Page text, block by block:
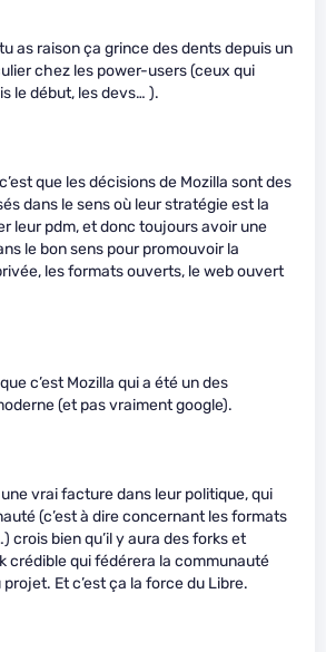
as raison ça grince des dents depuis un
chez les power-users (ceux qui
le début, les devs… ).
que les décisions de Mozilla sont des
dans le sens où leur stratégie est la
leur pdm, et donc toujours avoir une
le bon sens pour promouvoir la
les formats ouverts, le web ouvert
c’est Mozilla qui a été un des
(et pas vraiment google).
vrai facture dans leur politique, qui
(c’est à dire concernant les formats
crois bien qu’il y aura des forks et
crédible qui fédérera la communauté
Et c’est ça la force du Libre.